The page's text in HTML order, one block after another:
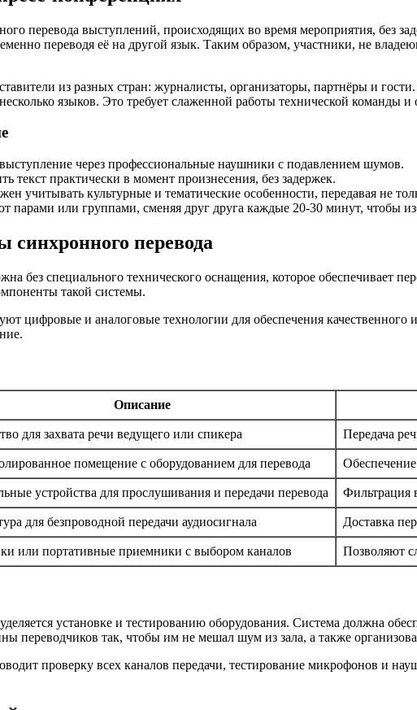
перевода выступлений, происходящих во время мероприятия, без
переводя её на другой язык. Таким образом, участники, не
из разных стран: журналисты, организаторы, партнёры и
языков. Это требует слаженной работы технической команды
через профессиональные наушники с подавлением шумов.
текст практически в момент произнесения, без задержек.
учитывать культурные и тематические особенности, передавая не
парами или группами, сменяя друг друга каждые 20-30 минут, чтобы
синхронного перевода
без специального технического оснащения, которое обеспечивает
такой системы.
цифровые и аналоговые технологии для обеспечения качественного
Описание
для захвата речи ведущего или спикера Передача
помещение с оборудованием для перевода
устройства для прослушивания и передачи перевода Фильтрация
для безпроводной передачи аудиосигнала Доставка
или портативные приемники с выбором каналов Позволяют
установке и тестированию оборудования. Система должна
переводчиков так, чтобы им не мешал шум из зала, а также
проверку всех каналов передачи, тестирование микрофонов и